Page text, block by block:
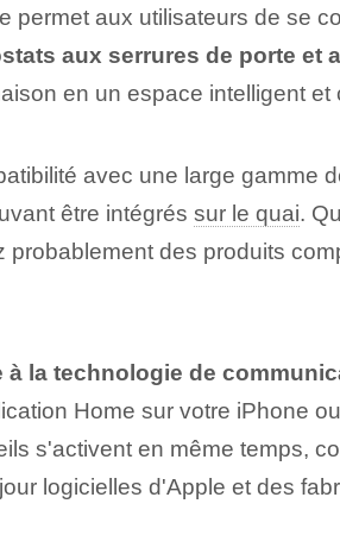
aux utilisateurs de se
aux serrures de porte et
en⁢ un espace intelligent et
avec une large gamme
être intégrés sur le quai.
des produits
à la technologie de
Home sur votre iPhone
s'activent en même temps,
logicielles d'Apple et des